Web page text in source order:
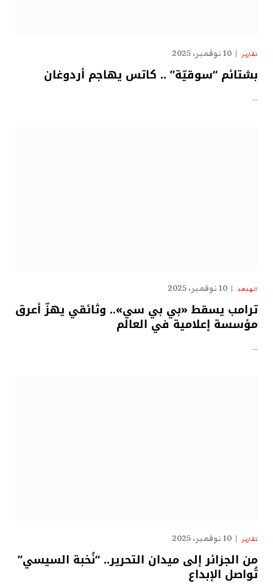
تقارير 10 نوفمبر، 2025
بشتائم “سوقيّة” .. كاتس يهاجم أردوغان
…
الهدهد 10 نوفمبر، 2025
ترامب يسقط «بي بي سي».. وثائقي يهزّ أعرق
مؤسسة إعلامية في العالم
…
تقارير 10 نوفمبر، 2025
من الجزائر إلى ميدان التحرير.. “نُخبة السيسي”
تُواصل الإبداع